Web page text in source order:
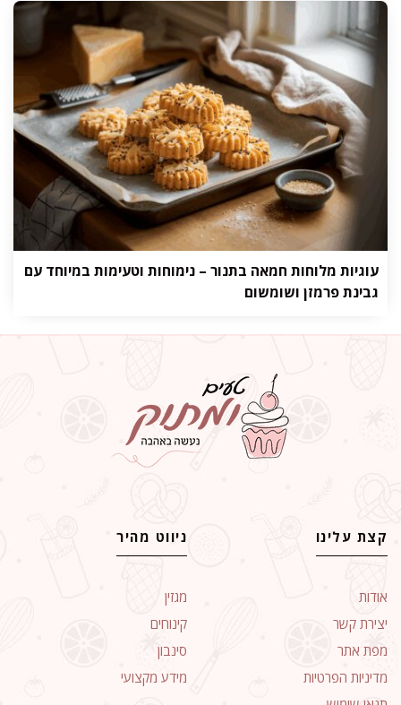
עוגיות מלוחות חמאה בתנור – נימוחות וטעימות במיוחד עם
גבינת פרמזן ושומשום
קצת עלינו
אודות
יצירת קשר
מפת אתר
מדיניות הפרטיות
ניווט מהיר
מגזין
קינוחים
סינבון
מידע מקצועי